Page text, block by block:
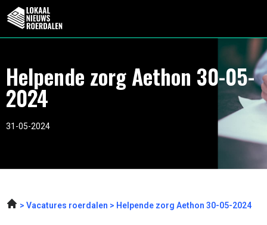
Helpende zorg Aethon 30-05-
2024
31-05-2024
Vacatures roerdalen Helpende zorg Aethon 30-05-2024